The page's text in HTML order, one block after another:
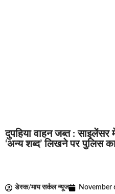
दुपहिया वाहन जब्त :
‘अन्य शब्द’ लिखने पर पुलिस
डेस्क/माय सर्कल न्यूज November